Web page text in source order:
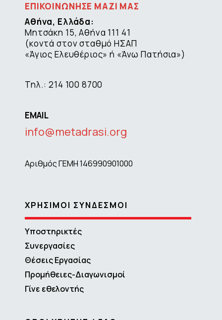
ΕΠΙΚΟΙΝΩΝΗΣΕ ΜΑΖΙ ΜΑΣ
Αθήνα, Ελλάδα:
Μητσάκη 15, Αθήνα 111 41
(κοντά στον σταθμό ΗΣΑΠ
«Άγιος Ελευθέριος» ή «Άνω Πατήσια»)
Τηλ.: 214 100 8700
EMAIL
info@metadrasi.org
Αριθμός ΓΕΜΗ 146990901000
ΧΡΗΣΙΜΟΙ ΣΥΝΔΕΣΜΟΙ
Υποστηρικτές
Συνεργασίες
Θέσεις Εργασίας
Προμήθειες-Διαγωνισμοί
Γίνε εθελοντής